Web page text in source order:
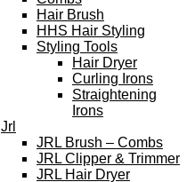
Hair Brush
HHS Hair Styling
Styling Tools
Hair Dryer
Curling Irons
Straightening
Irons
Jrl
JRL Brush – Combs
JRL Clipper & Trimmer
JRL Hair Dryer